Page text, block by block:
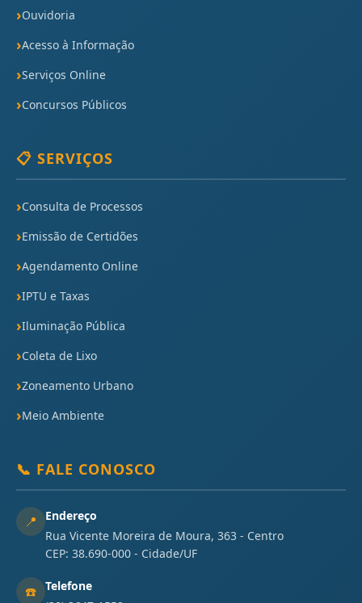
Ouvidoria
Acesso à Informação
Serviços Online
Concursos Públicos
📋 SERVIÇOS
Consulta de Processos
Emissão de Certidões
Agendamento Online
IPTU e Taxas
Iluminação Pública
Coleta de Lixo
Zoneamento Urbano
Meio Ambiente
📞 FALE CONOSCO
📍
Endereço
Rua Vicente Moreira de Moura, 363 - Centro
CEP: 38.690-000 - Cidade/UF
☎️ Telefone